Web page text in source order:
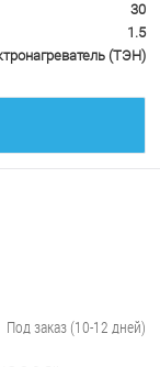
30
1.5
(ТЭН)
Под заказ (10-12 дней)